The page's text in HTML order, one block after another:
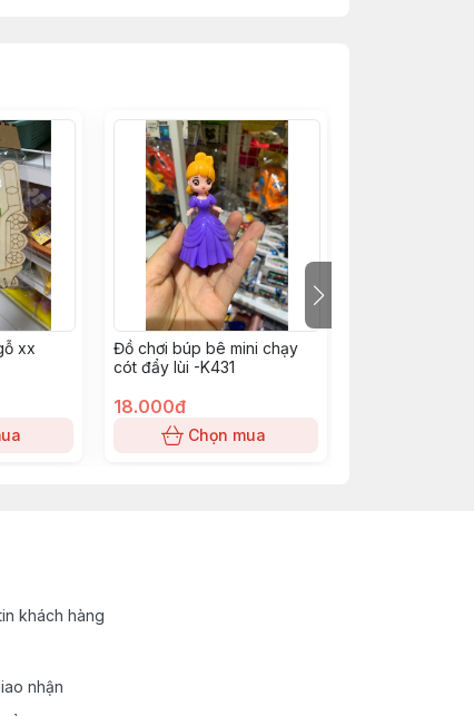
xx
Đồ chơi búp bê mini chạy
cót đẩy lùi -K431
18.000đ
Chọn mua
khách hàng
nhận